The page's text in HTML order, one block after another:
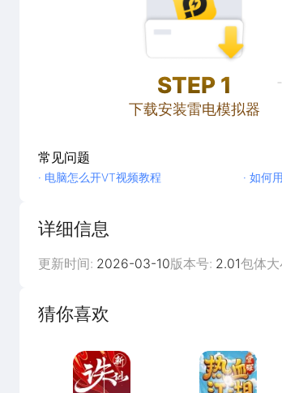
STEP 1
下载安装雷电模拟器
常见问题
· 电脑怎么开VT视频教程 · 如何
详细信息
更新时间: 2026-03-10版本号: 2.01包体大
猜你喜欢
诛仙 热血江湖